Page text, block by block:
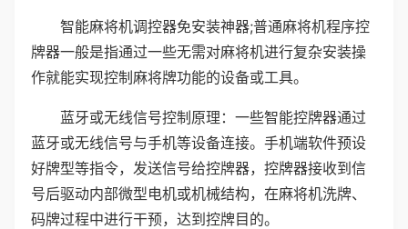
智能麻将机调控器免安装神器;普通麻将机程序控
牌器一般是指通过一些无需对麻将机进行复杂安装操
作就能实现控制麻将牌功能的设备或工具。
蓝牙或无线信号控制原理：一些智能控牌器通过
蓝牙或无线信号与手机等设备连接。手机端软件预设
好牌型等指令，发送信号给控牌器，控牌器接收到信
号后驱动内部微型电机或机械结构，在麻将机洗牌、
码牌过程中进行干预，达到控牌目的。